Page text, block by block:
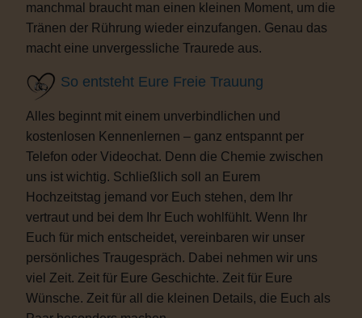
manchmal braucht man einen kleinen Moment, um die
Tränen der Rührung wieder einzufangen. Genau das
macht eine unvergessliche Traurede aus.
So entsteht Eure Freie Trauung
Alles beginnt mit einem unverbindlichen und
kostenlosen Kennenlernen – ganz entspannt per
Telefon oder Videochat. Denn die Chemie zwischen
uns ist wichtig. Schließlich soll an Eurem
Hochzeitstag jemand vor Euch stehen, dem Ihr
vertraut und bei dem Ihr Euch wohlfühlt. Wenn Ihr
Euch für mich entscheidet, vereinbaren wir unser
persönliches Traugespräch. Dabei nehmen wir uns
viel Zeit. Zeit für Eure Geschichte. Zeit für Eure
Wünsche. Zeit für all die kleinen Details, die Euch als